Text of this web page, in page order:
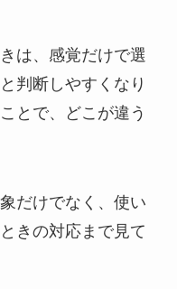
は、感覚だけで選
判断しやすくなり
とで、どこが違う
だけでなく、使い
きの対応まで見て